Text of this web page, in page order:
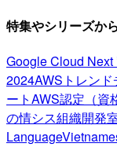
特集やシリーズか
Google Cloud Next
2024AWSトレンド
ートAWS認定（資
の情シス組織開発
Language